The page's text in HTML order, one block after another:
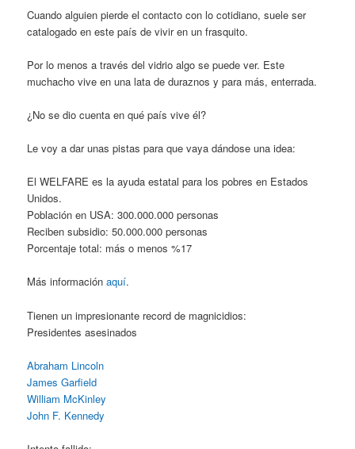
Cuando alguien pierde el contacto con lo cotidiano, suele ser
catalogado en este país de vivir en un frasquito.
Por lo menos a través del vidrio algo se puede ver. Este
muchacho vive en una lata de duraznos y para más, enterrada.
¿No se dio cuenta en qué país vive él?
Le voy a dar unas pistas para que vaya dándose una idea:
El WELFARE es la ayuda estatal para los pobres en Estados
Unidos.
Población en USA: 300.000.000 personas
Reciben subsidio: 50.000.000 personas
Porcentaje total: más o menos %17
Más informaciónaquí.
Tienen un impresionante record de magnicidios:
Presidentes asesinados
Abraham Lincoln
James Garfield
William McKinley
John F. Kennedy